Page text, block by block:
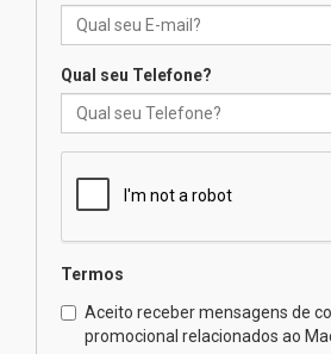
das novas
calouros do
04.08.2026
Brasília
estudantes
mesmo do
Qual seu Telefone?
Termos
Aceito receber mensagens de
promocional relacionados ao